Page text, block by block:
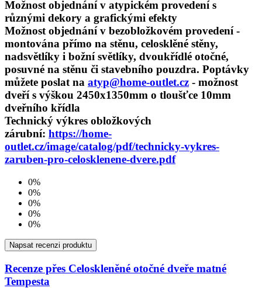
Možnost objednání v atypickém provedení s
různými dekory a grafickými efekty
Možnost objednání v bezobložkovém provedení -
montována přímo na stěnu, celosklěné stěny,
nadsvětlíky i božní světlíky, dvoukřídlé otočné,
posuvné na stěnu či stavebního pouzdra. Poptávky
můžete poslat na atyp@home-outlet.cz - možnost
dveří s výškou 2450x1350mm o tloušťce 10mm
dveřního křídla
Technický výkres obložkových
zárubní: https://home-
outlet.cz/image/catalog/pdf/technicky-vykres-
zaruben-pro-celosklenene-dvere.pdf
0%
0%
0%
0%
0%
Napsat recenzi produktu
Recenze přes Celoskleněné otočné dveře matné
Tempesta